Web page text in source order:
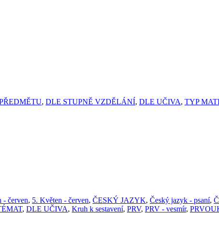
, DLE STUPNĚ VZDĚLÁNÍ, DLE UČIVA, TYP
- červen, 5. Květen - červen, ČESKÝ JAZYK, Český jazyk - psaní,
, DLE UČIVA, Kruh k sestavení, PRV, PRV - vesmír,